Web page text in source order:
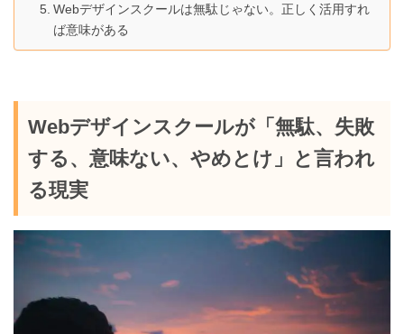
Webデザインスクールは無駄じゃない。正しく活用すれ
ば意味がある
Webデザインスクールが「無駄、失敗
する、意味ない、やめとけ」と言われ
る現実